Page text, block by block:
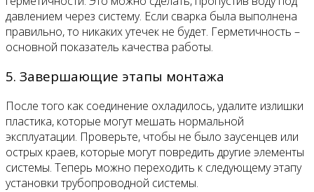
давлением через систему. Если сварка была выполнена
правильно, то никаких утечек не будет. Герметичность –
основной показатель качества работы.
5. Завершающие этапы монтажа
После того как соединение охладилось, удалите излишки
пластика, которые могут мешать нормальной
эксплуатации. Проверьте, чтобы не было заусенцев или
острых краев, которые могут повредить другие элементы
системы. Теперь можно переходить к следующему этапу
установки трубопроводной системы.